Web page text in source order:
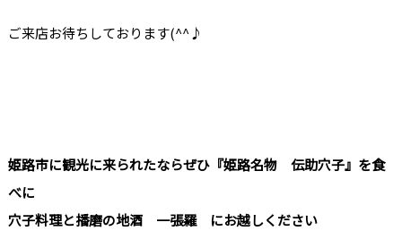
ご来店お待ちしております(^^♪
姫路市に観光に来られたならぜひ『姫路名物 伝助穴子』を食
べに
穴子料理と播磨の地酒 一張羅 にお越しください